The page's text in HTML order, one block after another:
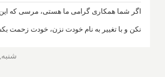
اگر شما همکاری گرامی ما هستی، مرسی که
نکن و با تغییر به نام خودت نزن، خودت زحمت
شنبه, می 27,